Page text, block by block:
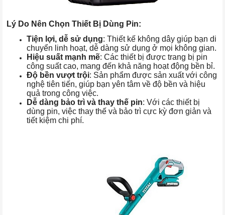
Lý Do Nên Chọn Thiết Bị Dùng Pin:
Tiện lợi, dễ sử dụng: Thiết kế không dây giúp bạn di
chuyển linh hoạt, dễ dàng sử dụng ở mọi không gian.
Hiệu suất mạnh mẽ: Các thiết bị được trang bị pin
công suất cao, mang đến khả năng hoạt động bền bỉ.
Độ bền vượt trội: Sản phẩm được sản xuất với công
nghệ tiên tiến, giúp bạn yên tâm về độ bền và hiệu
quả trong công việc.
Dễ dàng bảo trì và thay thế pin: Với các thiết bị
dùng pin, việc thay thế và bảo trì cực kỳ đơn giản và
tiết kiệm chi phí.